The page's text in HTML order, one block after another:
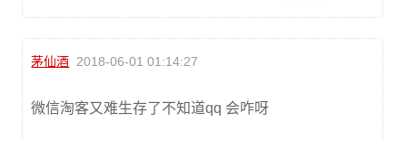
茅仙酒 2018-06-01 01:14:27
微信淘客又难生存了不知道qq 会咋呀